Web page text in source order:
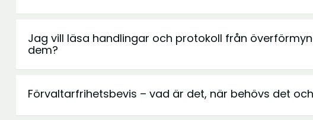
Jag vill läsa handlingar och protokoll från
dem?
Förvaltarfrihetsbevis – vad är det, när behövs det